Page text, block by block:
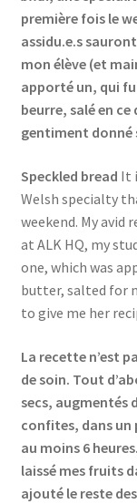
Events
Locations
My Bookings
première fois le
assidu.e.s sauront
mon élève (et
apporté un, qui
beurre, salé en ce
gentiment donné
Speckled bread It
Welsh specialty
weekend. My avid
at ALK HQ, my
one, which was
butter, salted for
to give me her
La recette n’est
de soin. Tout
secs, augmentés
confites, dans un
au moins 6
laissé mes fruits
ajouté le reste